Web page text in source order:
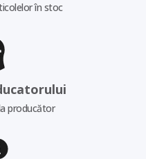
în stoc
producător